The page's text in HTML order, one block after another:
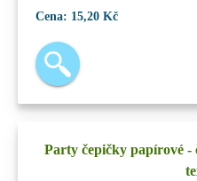
Cena: 15,20 Kč
Party čepičky papírové -